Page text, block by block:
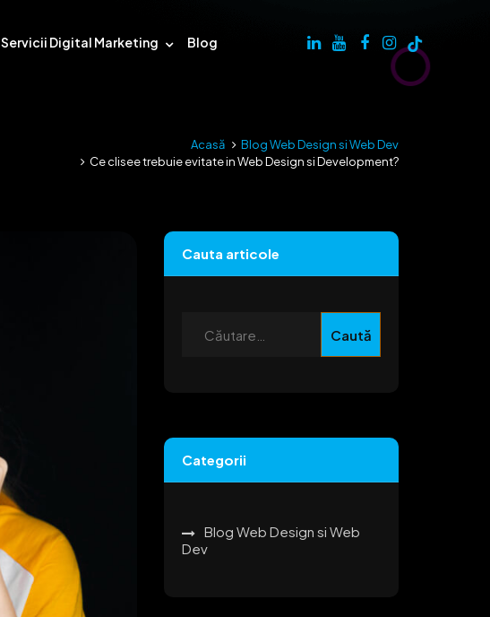
Servicii Digital Marketing Blog
Acasă
Blog Web Design si Web Dev
Ce clisee trebuie evitate in Web Design si Development?
Cauta articole
Categorii
Blog Web Design si Web
Dev